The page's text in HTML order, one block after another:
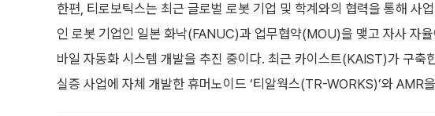
한편, 티로보틱스는 최근 글로벌 로봇 기업 및 학계와의 협력을 통해 사
인 로봇 기업인 일본 화낙(FANUC)과 업무협약(MOU)을 맺고 자사 자
바일 자동화 시스템 개발을 추진 중이다. 최근 카이스트(KAIST)가 구축
실증 사업에 자체 개발한 휴머노이드 ‘티알웍스(TR-WORKS)’와 AMR